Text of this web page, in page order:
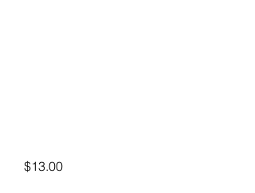
$13.00Precio